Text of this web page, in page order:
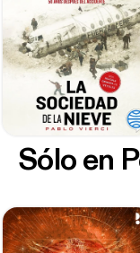
Sólo en